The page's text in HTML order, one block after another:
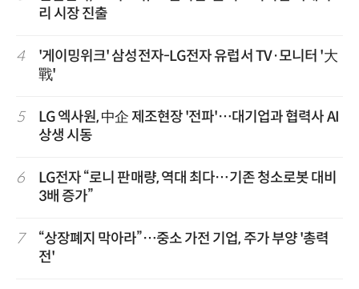
리 시장 진출
4
'게이밍위크' 삼성전자-LG전자 유럽서 TV·모니터 '大
戰'
5
LG 엑사원, 中企 제조현장 '전파'…대기업과 협력사 AI
상생 시동
6
LG전자 “로니 판매량, 역대 최다…기존 청소로봇 대비
3배 증가”
7
“상장폐지 막아라”…중소 가전 기업, 주가 부양 '총력
전'